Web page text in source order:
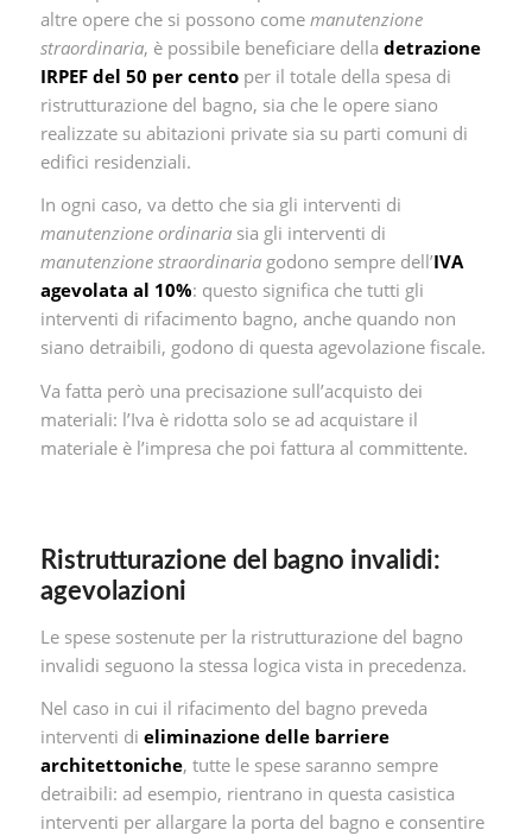
altre opere che si possono come manutenzione
straordinaria, è possibile beneficiare della detrazione
IRPEF del 50 per centoper il totale della spesa di
ristrutturazione del bagno, sia che le opere siano
realizzate su abitazioni private sia su parti comuni di
edifici residenziali.
In ogni caso, va detto che sia gli interventi di
manutenzione ordinariasia gli interventi di
manutenzione straordinariagodono sempre dell’IVA
agevolata al 10%: questo significa che tutti gli
interventi di rifacimento bagno, anche quando non
siano detraibili, godono di questa agevolazione fiscale.
Va fatta però una precisazione sull’acquisto dei
materiali: l’Iva è ridotta solo se ad acquistare il
materiale è l’impresa che poi fattura al committente.
Ristrutturazione del bagno invalidi:
agevolazioni
Le spese sostenute per la ristrutturazione del bagno
invalidi seguono la stessa logica vista in precedenza.
Nel caso in cui il rifacimento del bagno preveda
interventi di eliminazione delle barriere
architettoniche, tutte le spese saranno sempre
detraibili: ad esempio, rientrano in questa casistica
interventi per allargare la porta del bagno e consentire